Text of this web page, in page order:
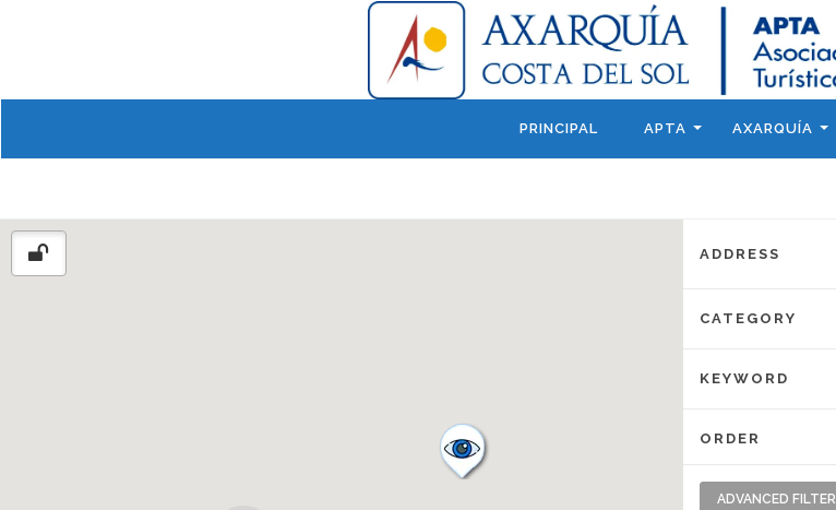
PRINCIPAL APTA AXARQUÍA
ADDRESS
CATEGORY
KEYWORD
ORDER
ADVANCED FILTER